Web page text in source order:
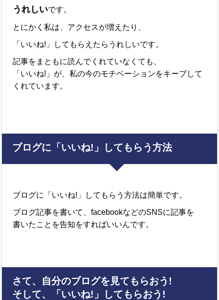
うれしいです。
とにかく私は、アクセスが増えたり、
「いいね!」してもらえたらうれしいです。
記事をまともに読んでくれていなくても、
「いいね!」が、私の今のモチベーションをキープして
くれています。
ブログに「いいね!」してもらう方法
ブログに「いいね!」してもらう方法は簡単です。
ブログ記事を書いて、facebookなどのSNSに記事を
書いたことを告知をすればいいんです。
さて、自分のブログを見てもらおう!
そして、「いいね!」してもらおう!